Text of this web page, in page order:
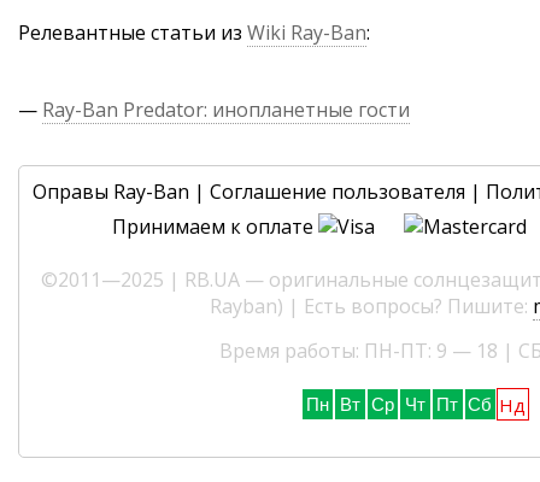
Релевантные статьи из Wiki Ray-Ban:
— Ray-Ban Predator: инопланетные гости
Оправы Ray-Ban | Соглашение пользователя |
Принимаем к оплате
©2011—2025 | RB.UA — оригинальные
Rayban) | Есть вопросы? Пишите:
Время работы: ПН-ПТ: 9 — 18 |
Пн Вт Ср Чт Пт Сб Нд